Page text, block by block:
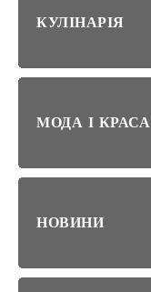
КУЛІНАРІЯ
МОДА І КРАСА
НОВИНИ